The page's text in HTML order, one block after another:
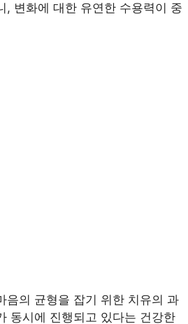
, 변화에 대한 유연한 수용력이 중
음의 균형을 잡기 위한 치유의 과
동시에 진행되고 있다는 건강한